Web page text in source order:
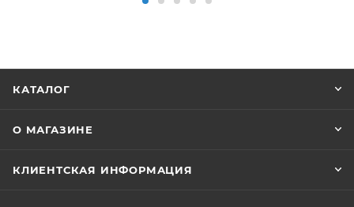
КАТАЛОГ
О МАГАЗИНЕ
КЛИЕНТСКАЯ ИНФОРМАЦИЯ